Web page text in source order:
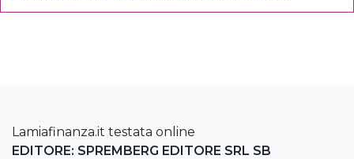
Lamiafinanza.it testata online
EDITORE: SPREMBERG EDITORE SRL SB